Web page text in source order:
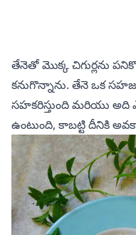
తేనెతో మొక్క చిగుర్లను
కనుగొన్నాను. తేనె ఒక
సహకరిస్తుంది మరియు అది
ఉంటుంది, కాబట్టి దీనికి